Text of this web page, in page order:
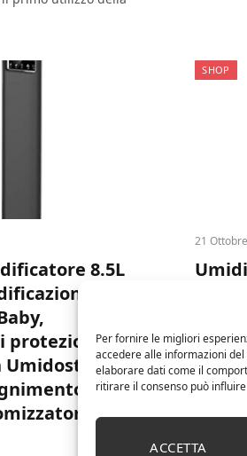
Per fornire le migliori
accedere alle informazioni
elaborare dati come il
ritirare il consenso può
ACCETTA
8.5L
grande
protezione,
Umidostato,
di
SHOP
21